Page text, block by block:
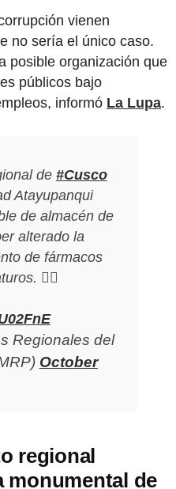
vienen
no sería el único caso.
posible organización que
públicos bajo
informó La Lupa.
de #Cusco
Atayupanqui
de almacén de
alterado la
de fármacos
✍🏼
Regionales del
October
regional
monumental de